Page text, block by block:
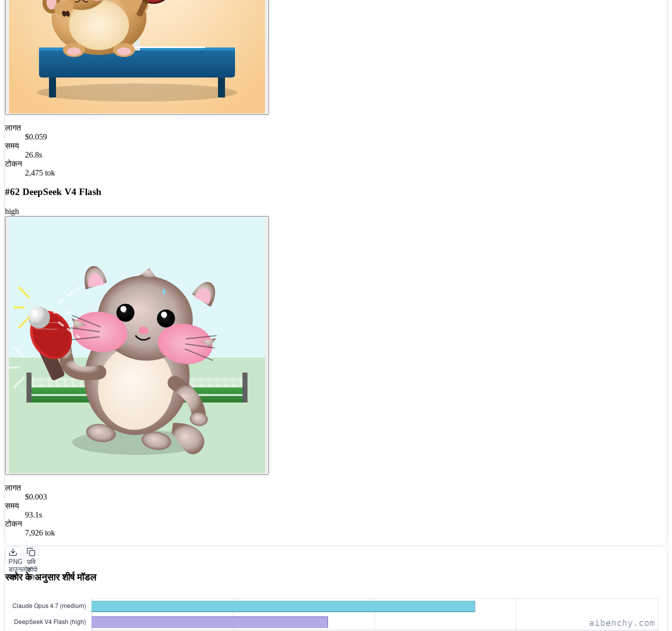
लागत
$0.059
समय
26.8s
टोकन
2,475 tok
#62 DeepSeek V4 Flash
high
लागत
$0.003
समय
93.1s
टोकन
7,926 tok
PNG
डाउनलोड
करें
छवि
कॉपी
करें
स्कोर के अनुसार शीर्ष मॉडल